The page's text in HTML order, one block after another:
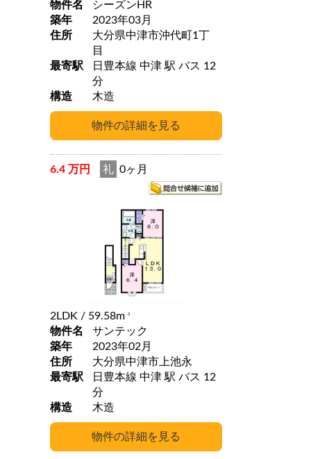
物件名
シーズンHR
築年
2023年03月
住所
大分県中津市沖代町1丁
目
最寄駅
日豊本線 中津 駅 バス 12
分
構造
木造
6.4 万円 礼 0ヶ月
2LDK / 59.58m 2
物件名
サンテック
築年
2023年02月
住所
大分県中津市上池永
最寄駅
日豊本線 中津 駅 バス 12
分
構造
木造